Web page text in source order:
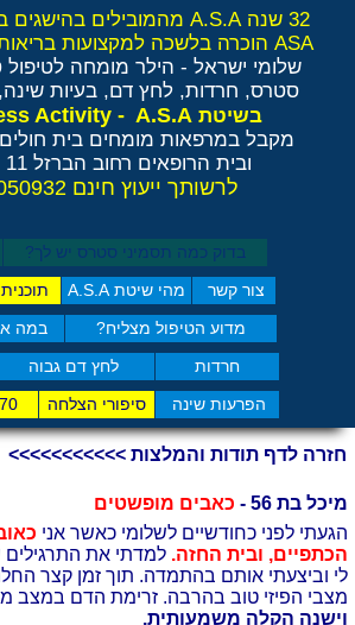
צור קשר מהי שיטת A.S.A
חרדות לחץ דם גבוה
מדוע הטיפול מצליח? במה
הפרעות שינה סיפורי הצלחה 870
בדוק כמה תסמיני סט​רס יש לך?
32 שנה A.S.A מהמובילים בהישגים בישראל ובאירופה
ASA הוכרה בלשכה למקצועות בריאות משלימים RCP
שלומי ישראל - הילר מומחה
סטרס, חרדות, לחץ דם, בעיות שינה,
בשיטת Anti Stress Activity - A.S.A
מקבל במרפאות מומחים בית
ובית הרופאים רחוב הברזל 11 תל אביב
לרשותך ייעוץ חינם 077-4050932
מיכל בת 56 -
כאבים מופשטים
הגעתי לפני כחודשיים לשלומי כאשר אני
הכתפיים, ובית החזה. למדתי את התרגילים
לי וביצעתי אותם בהתמדה. תוך זמן קצר
מצבי הפיזי טוב בהרבה. זרימת הדם במצב
וישנה הקלה משמעותית.
חזרה לדף תודות והמלצות >>>>>>>>>>>